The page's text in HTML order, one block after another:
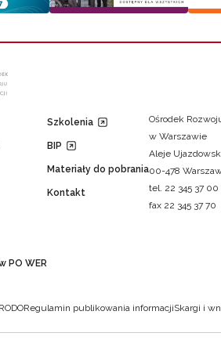
PO WER
Szkolenia
BIP
Materiały do pobrania
Kontakt
Ośrodek
w Warszawie
Aleje
00-478
tel. 22 345 37 00
fax 22 345 37 70
RODORegulamin publikowania informacjiSkargi i